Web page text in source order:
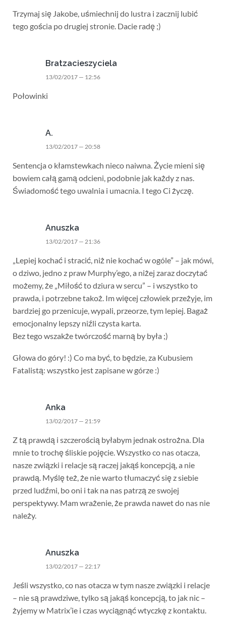
Trzymaj się Jakobe, uśmiechnij do lustra i zacznij lubić
tego gościa po drugiej stronie. Dacie radę ;)
Bratzacieszyciela
13/02/2017 — 12:56
Połowinki
A.
13/02/2017 — 20:58
Sentencja o kłamstewkach nieco naiwna. Życie mieni się
bowiem całą gamą odcieni, podobnie jak każdy z nas.
Świadomość tego uwalnia i umacnia. I tego Ci życzę.
Anuszka
13/02/2017 — 21:36
„Lepiej kochać i stracić, niż nie kochać w ogóle” – jak mówi,
o dziwo, jedno z praw Murphy’ego, a niżej zaraz doczytać
możemy, że „Miłość to dziura w sercu” – i wszystko to
prawda, i potrzebne takoż. Im więcej człowiek przeżyje, im
bardziej go przenicuje, wypali, przeorze, tym lepiej. Bagaż
emocjonalny lepszy niźli czysta karta.
Bez tego wszakże twórczość marną by była ;)
Głowa do góry! :) Co ma być, to będzie, za Kubusiem
Fatalistą: wszystko jest zapisane w górze :)
Anka
13/02/2017 — 21:59
Z tą prawdą i szczerością byłabym jednak ostrożna. Dla
mnie to trochę śliskie pojęcie. Wszystko co nas otacza,
nasze związki i relacje są raczej jakąś koncepcją, a nie
prawdą. Myślę też, że nie warto tłumaczyć się z siebie
przed ludźmi, bo oni i tak na nas patrzą ze swojej
perspektywy. Mam wrażenie, że prawda nawet do nas nie
należy.
Anuszka
13/02/2017 — 22:17
Jeśli wszystko, co nas otacza w tym nasze związki i relacje
– nie są prawdziwe, tylko są jakąś koncepcją, to jak nic –
żyjemy w Matrix’ie i czas wyciągnąć wtyczkę z kontaktu.